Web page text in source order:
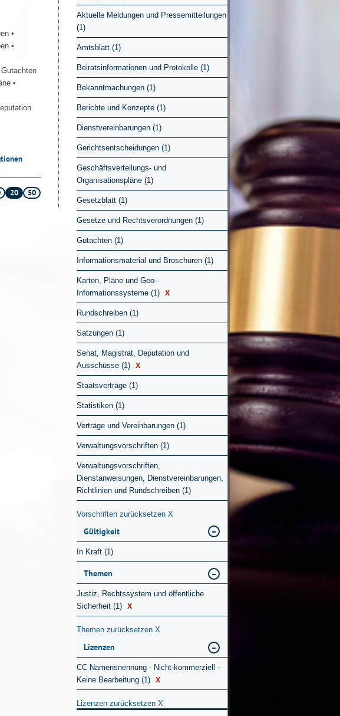
•
•
Gutachten
•
20 50
Aktuelle Meldungen und Pressemitteilungen
(1)
Amtsblatt (1)
Beiratsinformationen und Protokolle (1)
Bekanntmachungen (1)
Berichte und Konzepte (1)
Dienstvereinbarungen (1)
Gerichtsentscheidungen (1)
Geschäftsverteilungs- und
Organisationspläne (1)
Gesetzblatt (1)
Gesetze und Rechtsverordnungen (1)
Gutachten (1)
Informationsmaterial und Broschüren (1)
Karten, Pläne und Geo-
Informationssysteme (1) X
Rundschreiben (1)
Satzungen (1)
Senat, Magistrat, Deputation und
Ausschüsse (1) X
Staatsverträge (1)
Statistiken (1)
Verträge und Vereinbarungen (1)
Verwaltungsvorschriften (1)
Verwaltungsvorschriften,
Dienstanweisungen, Dienstvereinbarungen,
Richtlinien und Rundschreiben (1)
Vorschriften zurücksetzen X
Gültigkeit
In Kraft (1)
Themen
Justiz, Rechtssystem und öffentliche
Sicherheit (1) X
Themen zurücksetzen X
Lizenzen
CC Namensnennung - Nicht-kommerziell -
Keine Bearbeitung (1) X
Lizenzen zurücksetzen X